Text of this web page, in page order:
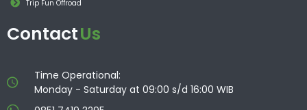
Trip Fun Offroad
ContactUs
Time Operational:
Monday - Saturday at 09:00 s/d 16:00 WIB